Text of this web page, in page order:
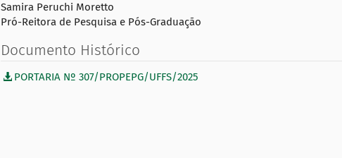
Samira Peruchi Moretto
Pró-Reitora de Pesquisa e Pós-Graduação
Documento Histórico
PORTARIA Nº 307/PROPEPG/UFFS/2025